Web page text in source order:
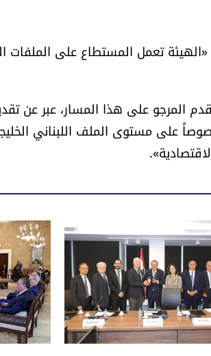
تعمل المستطاع على
المرجو على هذا المسار، عبر عن
على مستوى الملف اللبناني